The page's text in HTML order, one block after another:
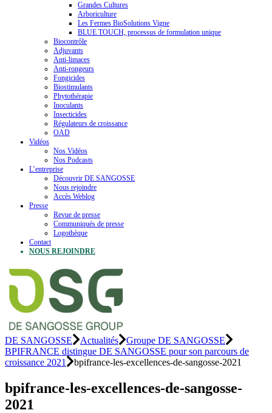
Grandes Cultures
Arboriculture
Les Fermes BioSolutions Vigne
BLUE TOUCH, processus de formulation unique
Biocontrôle
Adjuvants
Anti-limaces
Anti-rongeurs
Fongicides
Biostimulants
Phytothérapie
Inoculants
Insecticides
Régulateurs de croissance
OAD
Vidéos
Nos Vidéos
Nos Podcasts
L’entreprise
Découvrir DE SANGOSSE
Nous rejoindre
Accès Weblog
Presse
Revue de presse
Communiqués de presse
Logothèque
Contact
NOUS REJOINDRE
DE SANGOSSE Actualités
Groupe DE SANGOSSE
BPIFRANCE distingue DE SANGOSSE pour son parcours de
croissance 2021
bpifrance-les-excellences-de-sangosse-2021
bpifrance-les-excellences-de-sangosse-
2021